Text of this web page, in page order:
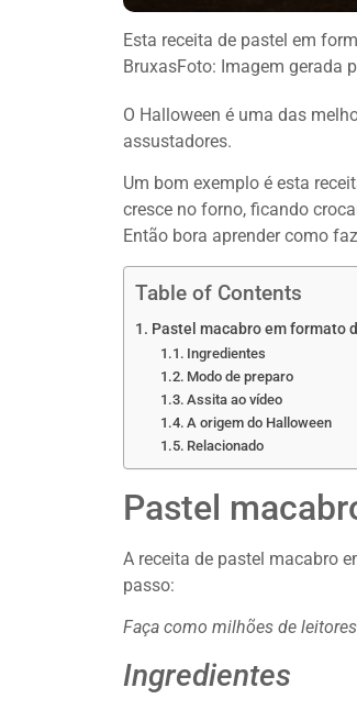
Esta receita de pastel em
BruxasFoto: Imagem gerada
O Halloween é uma das
assustadores.
Um bom exemplo é esta
cresce no forno, ficando
Então bora aprender como
Table of Contents
Pastel macabro em formato
Ingredientes
Modo de preparo
Assita ao vídeo
A origem do Halloween
Relacionado
Pastel
A receita de pastel macabro
passo:
Faça como milhões de
Ingredientes